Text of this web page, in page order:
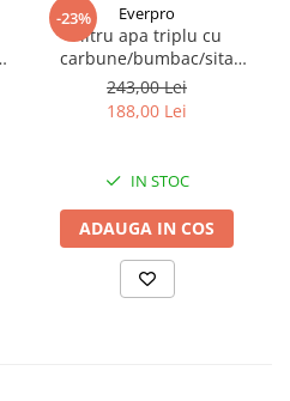
-23% Everpro
Filtru apa triplu cu
carbune/bumbac/sita
3x3/4"*10
243,00 Lei
188,00 Lei
IN STOC
ADAUGA IN COS